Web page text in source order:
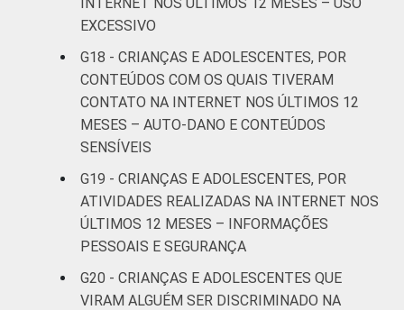
Não sabe 8 9
Não
respondeu
11
CLASSE
SOCIAL
AB 8
DE 11 14
DOMICÍLIO
COM ACESSO
À INTERNET
Sim
Não 10
EXCESSIVO
G18 - CRIANÇAS E ADOLESCENTES, POR
CONTEÚDOS COM OS QUAIS TIVERAM
CONTATO NA INTERNET NOS ÚLTIMOS 12
MESES – AUTO-DANO E CONTEÚDOS
SENSÍVEIS
G19 - CRIANÇAS E ADOLESCENTES, POR
ATIVIDADES REALIZADAS NA INTERNET NOS
ÚLTIMOS 12 MESES – INFORMAÇÕES
PESSOAIS E SEGURANÇA
G20 - CRIANÇAS E ADOLESCENTES QUE
VIRAM ALGUÉM SER DISCRIMINADO NA